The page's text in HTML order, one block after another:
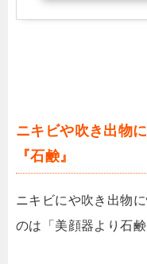
ニキビや吹き出物
『石鹸』
ニキビにや吹き出物
のは「美顔器より石鹸